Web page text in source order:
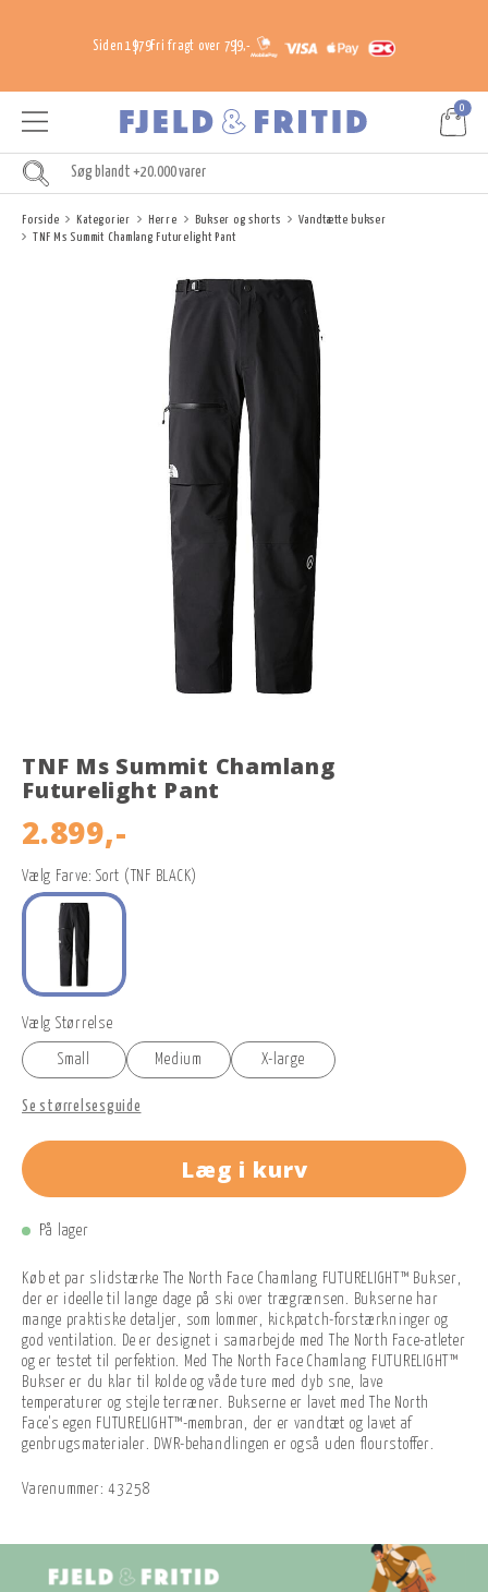
Siden 1979Fri fragt over 799,-
0
Forside Kategorier Herre Bukser og shorts
Vandtætte bukser
TNF Ms Summit Chamlang Futurelight Pant
TNF Ms Summit Chamlang
Futurelight Pant
2.899,-
Vælg Farve: Sort (TNF BLACK)
Vælg Størrelse
Small Medium X-large
Se størrelsesguide
Læg i kurv
På lager
Køb et par slidstærke The North Face Chamlang FUTURELIGHT™ Bukser,
der er ideelle til lange dage på ski over trægrænsen. Bukserne har
mange praktiske detaljer, som lommer, kickpatch-forstærkninger og
god ventilation. De er designet i samarbejde med The North Face-atleter
og er testet til perfektion. Med The North Face Chamlang FUTURELIGHT™
Bukser er du klar til kolde og våde ture med dyb sne, lave
temperaturer og stejle terræner. Bukserne er lavet med The North
Face's egen FUTURELIGHT™-membran, der er vandtæt og lavet af
genbrugsmaterialer. DWR-behandlingen er også uden flourstoffer.
Varenummer: 43258